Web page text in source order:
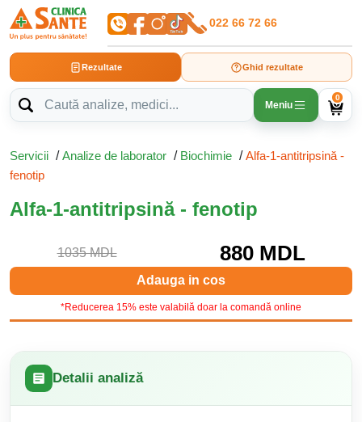
022 66 72 66
Rezultate Ghid rezultate
Meniu
0
Servicii /Analize de laborator / Biochimie /Alfa-1-antitripsină -
fenotip
Alfa-1-antitripsină - fenotip
1035 MDL 880 MDL
Adauga in cos
*Reducerea 15% este valabilă doar la comandă online
Detalii analiză